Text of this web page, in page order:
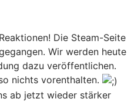
Die Steam-Seite
Wir werden heute
dazu veröffentlichen.
nichts vorenthalten.
ab jetzt wieder stärker